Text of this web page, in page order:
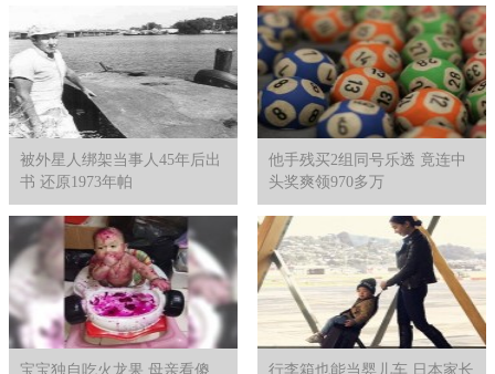
艾琳透露关于大儿子哈雷的情况，当时在她还沉浸在失去小
儿子的悲痛中时，艾琳被医生告知哈雷存活几率极小，因为他伤
势严重，不仅重度烧伤而且不省人事。所幸的是，最终这个坚强
的孩子醒了，他尝试着叫“爸爸”，哈雷奇迹地存活了下来，由于
身体恢复良好，现在已经可以正常上学了。
对于父母来说，孩子是上天给予的最美好的礼物。他们像守
被外星人绑架当事人45年后出
书 还原1973年帕
他手残买2组同号乐透 竟连中
头奖爽领970多万
宝宝独自吃火龙果 母亲看傻 行李箱也能当婴儿车 日本家长